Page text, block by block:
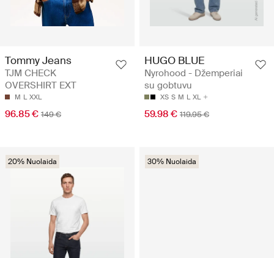
Tommy Jeans
TJM CHECK
OVERSHIRT EXT
M L XXL
96.85 € 149 €
HUGO BLUE
Nyrohood - Džemperiai
su gobtuvu
XS S M L XL
59.98 € 119.95 €
20% Nuolaida 30% Nuolaida